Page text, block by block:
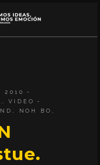
2010
,VIDEO
, NOH BO ,